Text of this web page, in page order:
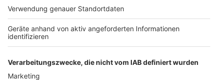
ANTENNE BAYERN GROUP
Stiftung ANTENNE BAYERN
hilft
Teilnahmebedingungen